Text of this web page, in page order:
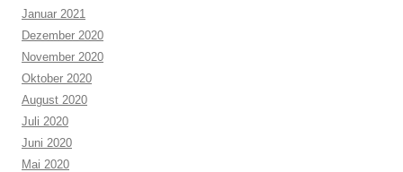
Januar 2021
Dezember 2020
November 2020
Oktober 2020
August 2020
Juli 2020
Juni 2020
Mai 2020